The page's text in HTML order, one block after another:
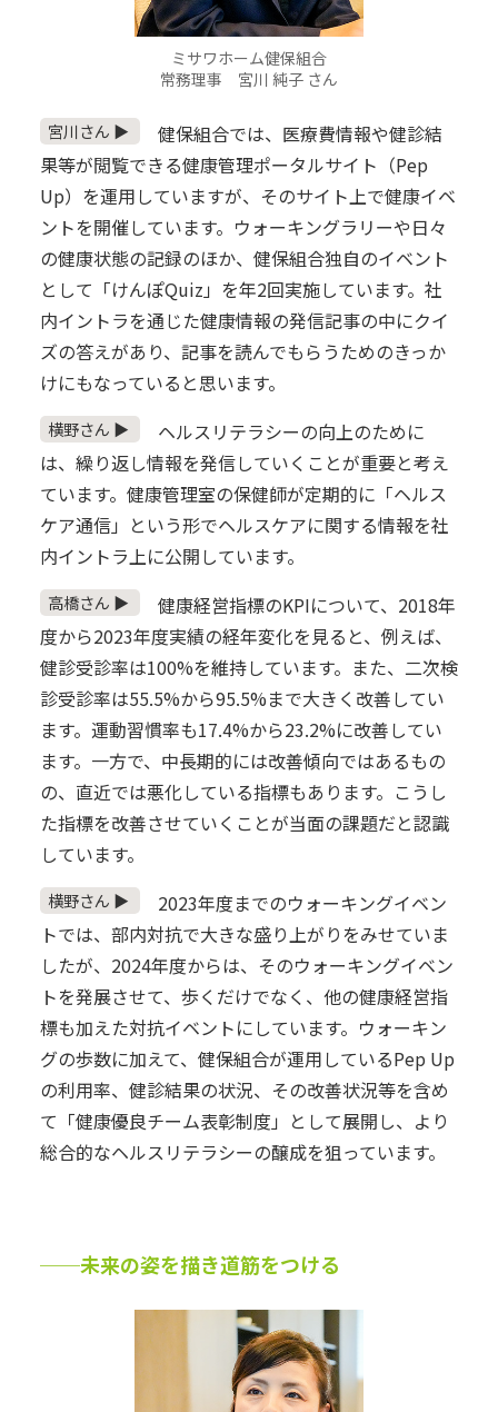
ミサワホーム健保組合
常務理事 宮川 純子 さん
宮川さん ▶
健保組合では、医療費情報や健診結
果等が閲覧できる健康管理ポータルサイト（Pep
Up）を運用していますが、そのサイト上で健康イベ
ントを開催しています。ウォーキングラリーや日々
の健康状態の記録のほか、健保組合独自のイベント
として「けんぽQuiz」を年2回実施しています。社
内イントラを通じた健康情報の発信記事の中にクイ
ズの答えがあり、記事を読んでもらうためのきっか
けにもなっていると思います。
横野さん ▶
ヘルスリテラシーの向上のために
は、繰り返し情報を発信していくことが重要と考え
ています。健康管理室の保健師が定期的に「ヘルス
ケア通信」という形でヘルスケアに関する情報を社
内イントラ上に公開しています。
高橋さん ▶
健康経営指標のKPIについて、2018年
度から2023年度実績の経年変化を見ると、例えば、
健診受診率は100%を維持しています。また、二次検
診受診率は55.5%から95.5%まで大きく改善してい
ます。運動習慣率も17.4%から23.2%に改善してい
ます。一方で、中長期的には改善傾向ではあるもの
の、直近では悪化している指標もあります。こうし
た指標を改善させていくことが当面の課題だと認識
しています。
横野さん ▶
2023年度までのウォーキングイベン
トでは、部内対抗で大きな盛り上がりをみせていま
したが、2024年度からは、そのウォーキングイベン
トを発展させて、歩くだけでなく、他の健康経営指
標も加えた対抗イベントにしています。ウォーキン
グの歩数に加えて、健保組合が運用しているPep Up
の利用率、健診結果の状況、その改善状況等を含め
て「健康優良チーム表彰制度」として展開し、より
総合的なヘルスリテラシーの醸成を狙っています。
──未来の姿を描き道筋をつける